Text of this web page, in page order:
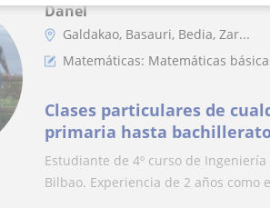
Danel
Galdakao, Basauri, Bedia, Zar...
Matemáticas: Matemáticas
Clases particulares de
primaria hasta
en clases universitarias
Estudiante de 4º curso de
Bilbao. Experiencia de 2 años como